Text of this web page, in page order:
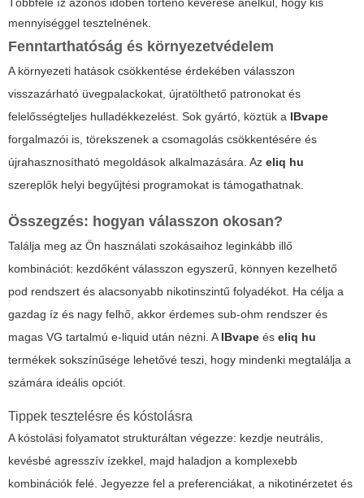
mennyiséggel tesztelnének.
Fenntarthatóság és környezetvédelem
A környezeti hatások csökkentése érdekében válasszon
visszazárható üvegpalackokat, újratölthető patronokat és
felelősségteljes hulladékkezelést. Sok gyártó, köztük a IBvape
forgalmazói is, törekszenek a csomagolás csökkentésére és
újrahasznosítható megoldások alkalmazására. Az eliq hu
szereplők helyi begyűjtési programokat is támogathatnak.
Összegzés: hogyan válasszon okosan?
Találja meg az Ön használati szokásaihoz leginkább illő
kombinációt: kezdőként válasszon egyszerű, könnyen kezelhető
pod rendszert és alacsonyabb nikotinszintű folyadékot. Ha célja a
gazdag íz és nagy felhő, akkor érdemes sub-ohm rendszer és
magas VG tartalmú e-liquid után nézni. A IBvape és eliq hu
termékek sokszínűsége lehetővé teszi, hogy mindenki megtalálja a
számára ideális opciót.
Tippek tesztelésre és kóstolásra
A kóstolási folyamatot strukturáltan végezze: kezdje neutrális,
kevésbé agresszív ízekkel, majd haladjon a komplexebb
kombinációk felé. Jegyezze fel a preferenciákat, a nikotinérzetet és